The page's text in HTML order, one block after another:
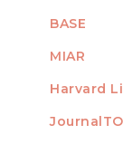
BASE
MIAR
Harvard